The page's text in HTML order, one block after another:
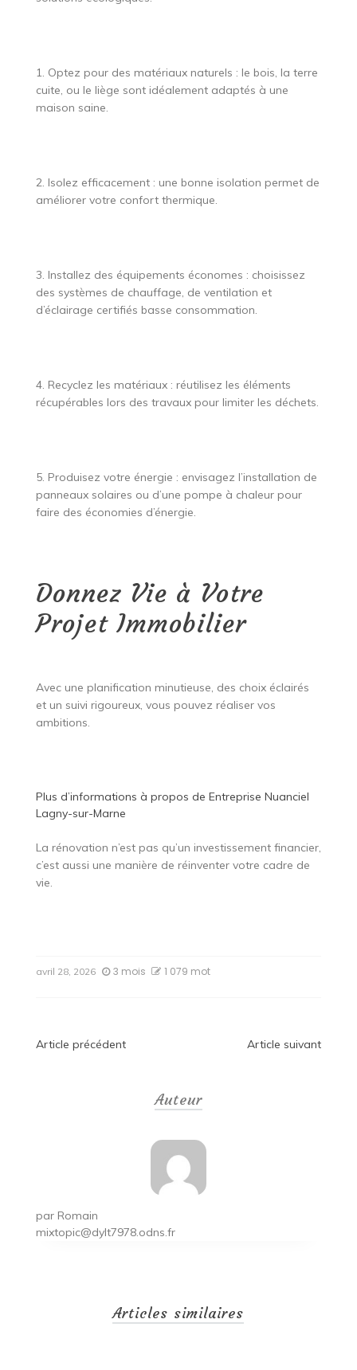
1. Optez pour des matériaux naturels : le bois, la terre
cuite, ou le liège sont idéalement adaptés à une
maison saine.
2. Isolez efficacement : une bonne isolation permet de
améliorer votre confort thermique.
3. Installez des équipements économes : choisissez
des systèmes de chauffage, de ventilation et
d’éclairage certifiés basse consommation.
4. Recyclez les matériaux : réutilisez les éléments
récupérables lors des travaux pour limiter les déchets.
5. Produisez votre énergie : envisagez l’installation de
panneaux solaires ou d’une pompe à chaleur pour
faire des économies d’énergie.
Donnez Vie à Votre
Projet Immobilier
Avec une planification minutieuse, des choix éclairés
et un suivi rigoureux, vous pouvez réaliser vos
ambitions.
Plus d’informations à propos de Entreprise Nuanciel
Lagny-sur-Marne
La rénovation n’est pas qu’un investissement financier,
c’est aussi une manière de réinventer votre cadre de
vie.
avril 28, 2026 3 mois 1 079 mot
Navigation
Article précédent Article suivant
Auteur
par Romain
mixtopic@dylt7978.odns.fr
Articles similaires